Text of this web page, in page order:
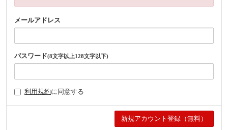
メールアドレス
パスワード(8文字以上128文字以下)
利用規約に同意する